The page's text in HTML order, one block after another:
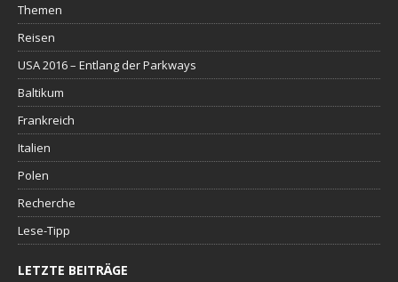
Themen
Reisen
USA 2016 – Entlang der Parkways
Baltikum
Frankreich
Italien
Polen
Recherche
Lese-Tipp
LETZTE BEITRÄGE